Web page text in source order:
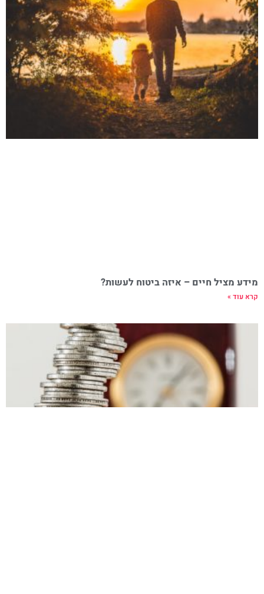
מידע מציל חיים – איזה ביטוח לעשות?
קרא עוד »